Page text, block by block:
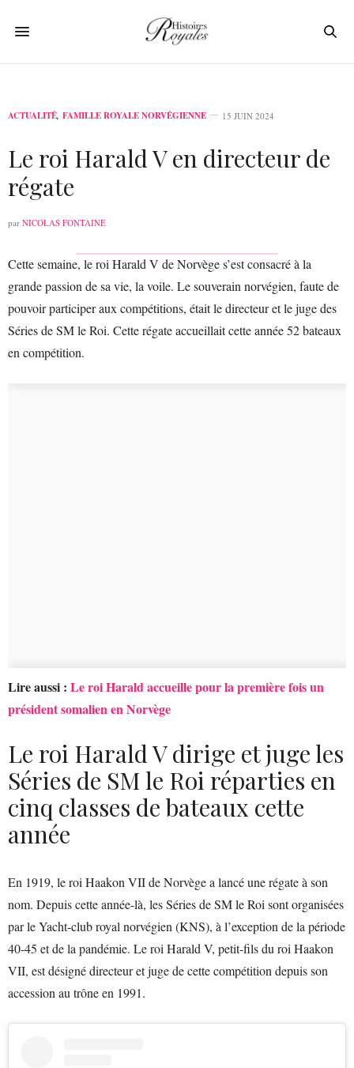
ACTUALITÉ, FAMILLE ROYALE NORVÉGIENNE 15 JUIN 2024
Le roi Harald V en directeur de
régate
par NICOLAS FONTAINE
Cette semaine, le roi Harald V de Norvège s’est consacré à la
grande passion de sa vie, la voile. Le souverain norvégien, faute de
pouvoir participer aux compétitions, était le directeur et le juge des
Séries de SM le Roi. Cette régate accueillait cette année 52 bateaux
en compétition.
Lire aussi : Le roi Harald accueille pour la première fois un
président somalien en Norvège
Le roi Harald V dirige et juge les
Séries de SM le Roi réparties en
cinq classes de bateaux cette
année
En 1919, le roi Haakon VII de Norvège a lancé une régate à son
nom. Depuis cette année-là, les Séries de SM le Roi sont organisées
par le Yacht-club royal norvégien (KNS), à l’exception de la période
40-45 et de la pandémie. Le roi Harald V, petit-fils du roi Haakon
VII, est désigné directeur et juge de cette compétition depuis son
accession au trône en 1991.